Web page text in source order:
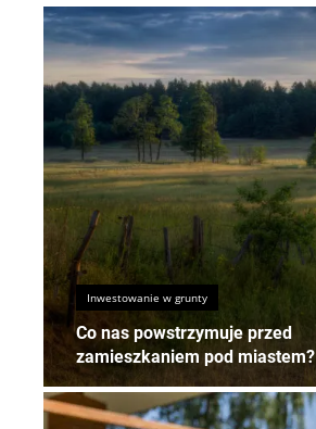
Inwestowanie w grunty
Co nas powstrzymuje przed
zamieszkaniem pod miastem?